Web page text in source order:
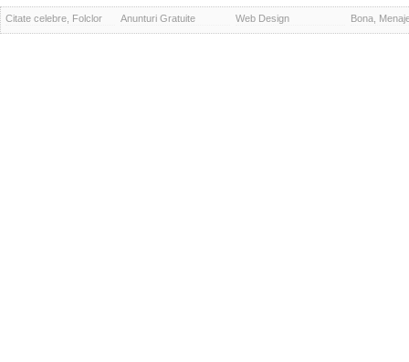
Citate celebre, Folclor Anunturi Gratuite Web Design Bona,